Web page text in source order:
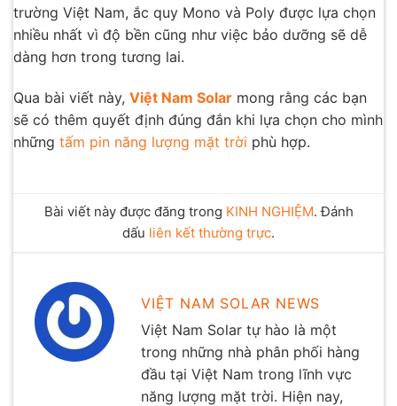
trường Việt Nam, ắc quy Mono và Poly được lựa chọn
nhiều nhất vì độ bền cũng như việc bảo dưỡng sẽ dễ
dàng hơn trong tương lai.
Qua bài viết này, Việt Nam Solar mong rằng các bạn
sẽ có thêm quyết định đúng đắn khi lựa chọn cho mình
những tấm pin năng lượng mặt trời phù hợp.
Bài viết này được đăng trong KINH NGHIỆM. Đánh
dấu liên kết thường trực.
VIỆT NAM SOLAR NEWS
Việt Nam Solar tự hào là một
trong những nhà phân phối hàng
đầu tại Việt Nam trong lĩnh vực
năng lượng mặt trời. Hiện nay,